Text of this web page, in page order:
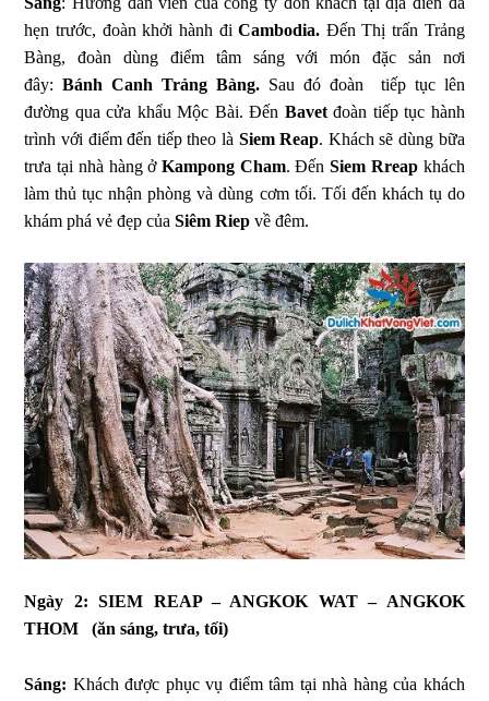
hẹn trước, đoàn khởi hành điCambodia. Đến Thị trấn Trảng
Bàng, đoàn dùng điểm tâm sáng với món đặc sản nơi
đây:Bánh Canh Trảng Bàng. Sau đó đoàn tiếp tục lên
đường qua cửa khẩu Mộc Bài. Đến Bavetđoàn tiếp tục hành
trình với điểm đến tiếp theo là Siem Reap. Khách sẽ dùng bữa
trưa tại nhà hàng ở Kampong Cham. ĐếnSiem Rreapkhách
làm thủ tục nhận phòng và dùng cơm tối. Tối đến khách tụ do
khám phá vẻ đẹp củaSiêm Riepvề đêm.
Ngày 2: SIEM REAP – ANGKOK WAT – ANGKOK
THOM (ăn sáng, trưa, tối)
Sáng: Khách được phục vụ điểm tâm tại nhà hàng của khách